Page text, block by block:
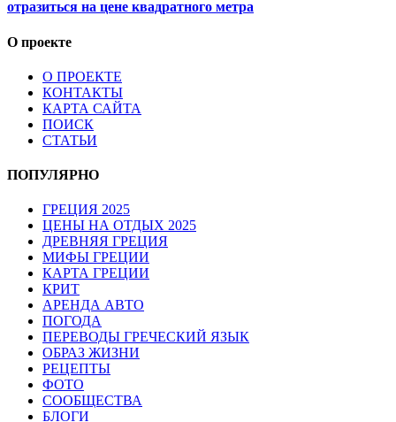
отразиться на цене квадратного метра
О проекте
О ПРОЕКТЕ
КОНТАКТЫ
КАРТА САЙТА
ПОИСК
СТАТЬИ
ПОПУЛЯРНО
ГРЕЦИЯ 2025
ЦЕНЫ НА ОТДЫХ 2025
ДРЕВНЯЯ ГРЕЦИЯ
МИФЫ ГРЕЦИИ
КАРТА ГРЕЦИИ
КРИТ
АРЕНДА АВТО
ПОГОДА
ПЕРЕВОДЫ ГРЕЧЕСКИЙ ЯЗЫК
ОБРАЗ ЖИЗНИ
РЕЦЕПТЫ
ФОТО
СООБЩЕСТВА
БЛОГИ